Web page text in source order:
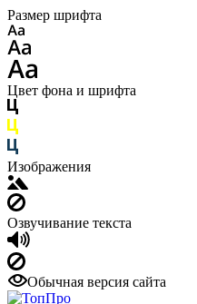
Размер шрифта
Цвет фона и шрифта
Изображения
Озвучивание текста
Обычная версия сайта